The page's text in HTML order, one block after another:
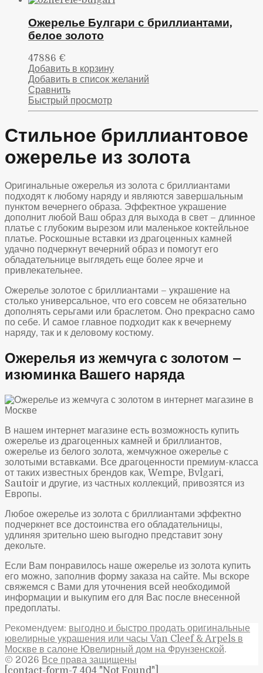
Ожерелье Булгари с бриллиантами,
белое золото
47886 €
Добавить в корзину
Добавить в список желаний
Сравнить
Быстрый просмотр
Стильное бриллиантовое
ожерелье из золота
Оригинальные ожерелья из золота с бриллиантами
подходят к любому наряду и являются завершальным
пунктом вечернего образа. Эффектное украшение
дополнит любой Ваш образ для выхода в свет – длинное
платье с глубоким вырезом или маленькое коктейльное
платье. Роскошные вставки из драгоценных камней
удачно подчеркнут вечерний образ и помогут его
обладательнице выглядеть еще более ярче и
привлекательнее.
Ожерелье золотое с бриллиантами – украшение на
столько универсальное, что его совсем не обязательно
дополнять серьгами или браслетом. Оно прекрасно само
по себе. И самое главное подходит как к вечернему
наряду, так и к деловому костюму.
Ожерелья из жемчуга с золотом –
изюминка Вашего наряда
В нашем интернет магазине есть возможность купить
ожерелье из драгоценных камней и бриллиантов,
ожерелье из белого золота, жемчужное ожерелье с
золотыми вставками. Все драгоценности премиум-класса
от таких известных брендов как, Wempe, Bvlgari,
Sautoir и другие, из частных коллекций, привозятся из
Европы.
Любое ожерелье из золота с бриллиантами эффектно
подчеркнет все достоинства его обладательницы,
удлиняя зрительно шею выгодно представит зону
декольте.
Если Вам понравилось наше ожерелье из золота купить
его можно, заполнив форму заказа на сайте. Мы вскоре
свяжемся с Вами для уточнения всей необходимой
информации и выкупим его для Вас после внесенной
предоплаты.
Рекомендуем: выгодно и быстро продать оригинальные
ювелирные украшения или часы Van Cleef & Arpels в
Москве в салоне Ювелирный дом на Фрунзенской.
© 2026 Все права защищены
[contact-form-7 404 "Not Found"]